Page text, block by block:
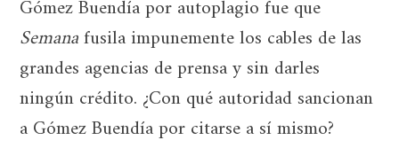
Gómez Buendía por autoplagio fue que
Semanafusila impunemente los cables de las
grandes agencias de prensa y sin darles
ningún crédito. ¿Con qué autoridad sancionan
a Gómez Buendía por citarse a sí mismo?